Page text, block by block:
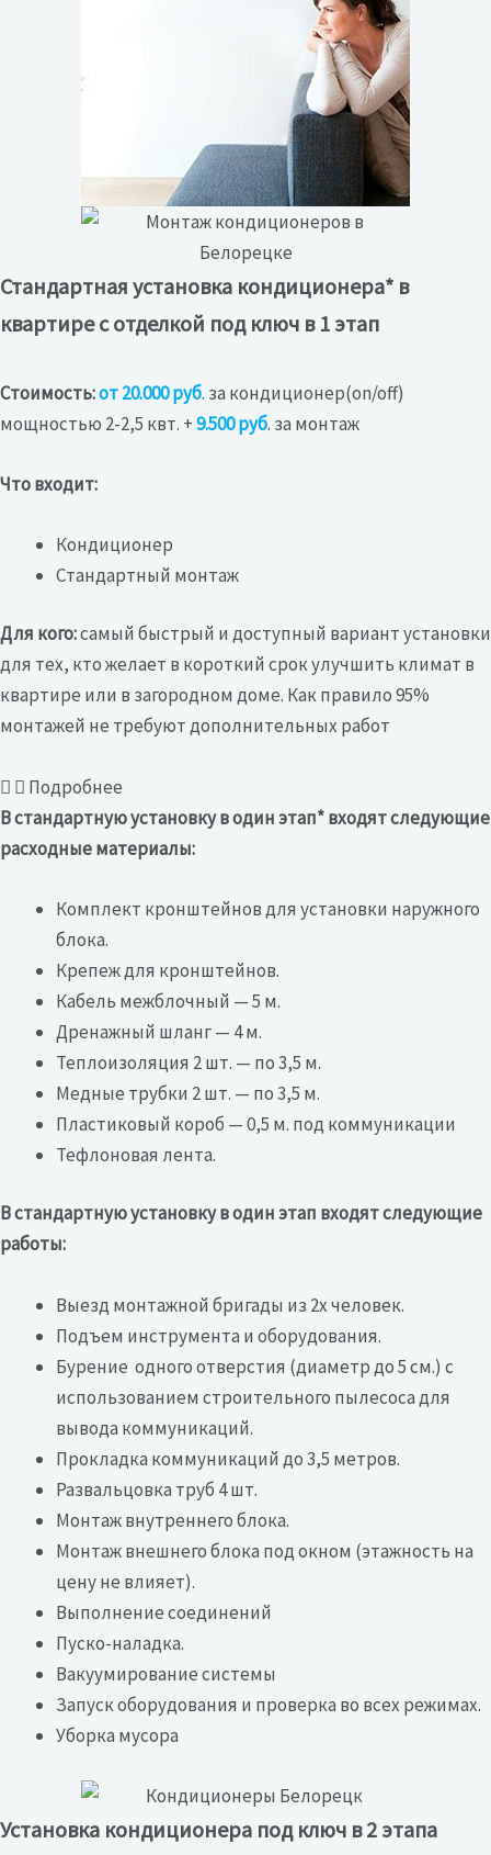
Стандартная установка кондиционера* в
квартире с отделкой под ключ в 1 этап
Стоимость:от 20.000руб. за кондиционер(on/off)
мощностью 2-2,5 квт. +9.500 руб. за монтаж
Что входит:
Кондиционер
Стандартный монтаж
Для кого:самый быстрый и доступный вариант установки
для тех, кто желает в короткий срок улучшить климат в
квартире или в загородном доме. Как правило 95%
монтажей не требуют дополнительных работ
Подробнее
В стандартную установку в один этап* входят следующие
расходные материалы:
Комплект кронштейнов для установки наружного
блока.
Крепеж для кронштейнов.
Кабель межблочный — 5 м.
Дренажный шланг — 4 м.
Теплоизоляция 2 шт. — по 3,5 м.
Медные трубки 2 шт. — по 3,5 м.
Пластиковый короб — 0,5 м. под коммуникации
Тефлоновая лента.
В стандартную установку в один этап входят следующие
работы:
Выезд монтажной бригады из 2х человек.
Подъем инструмента и оборудования.
Бурение одного отверстия (диаметр до 5 см.) с
использованием строительного пылесоса для
вывода коммуникаций.
Прокладка коммуникаций до 3,5 метров.
Развальцовка труб 4 шт.
Монтаж внутреннего блока.
Монтаж внешнего блока под окном (этажность на
цену не влияет).
Выполнение соединений
Пуско-наладка.
Вакуумирование системы
Запуск оборудования и проверка во всех режимах.
Уборка мусора
Установка кондиционера под ключ в 2 этапа